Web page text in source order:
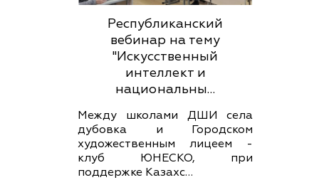
Республиканский
вебинар на тему
"Искусственный
интеллект и
национальны…
Между школами ДШИ села
дубовка и Городском
художественным лицеем -
клуб ЮНЕСКО, при
поддержке Казахс…